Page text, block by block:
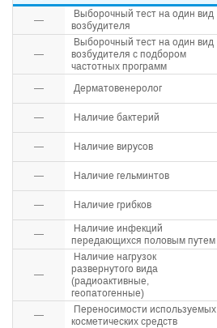
—
Выборочный тест на один вид
возбудителя
—
Выборочный тест на один вид
возбудителя с подбором
частотных программ
— Дерматовенеролог
— Наличие бактерий
— Наличие вирусов
— Наличие гельминтов
— Наличие грибков
—
Наличие инфекций
передающихся половым путем
—
Наличие нагрузок
развернутого вида
(радиоактивные,
геопатогенные)
—
Переносимости используемых
косметических средств